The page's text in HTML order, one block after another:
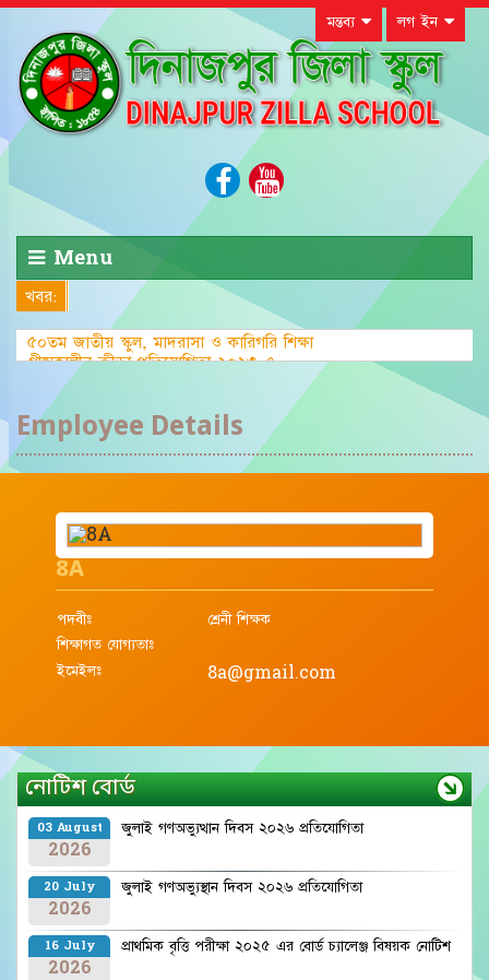
মন্তব্য লগ ইন
Menu
খবর:
৫০তম জাতীয় স্কুল, মাদরাসা ও কারিগরি শিক্ষা
গ্রীষ্মকালীন ক্রীড়া প্রতিযোগিতা-২০২৩ এ জেলা
Employee Details
8A
পদবীঃ
শ্রেনী শিক্ষক
শিক্ষাগত যোগ্যতাঃ
ইমেইলঃ
8a@gmail.com
নোটিশ বোর্ড
03 August
2026
জুলাই গণঅভ্যুত্থান দিবস ২০২৬ প্রতিযোগিতা
20 July
2026
জুলাই গণঅভ্যুস্থান দিবস ২০২৬ প্রতিযোগিতা
16 July
2026
প্রাথমিক বৃত্তি পরীক্ষা ২০২৫ এর বোর্ড চ্যালেঞ্জ বিষয়ক নোটিশ